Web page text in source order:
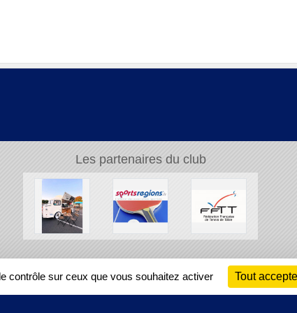
Les partenaires du club
contrôle sur ceux que vous souhaitez activer Tout